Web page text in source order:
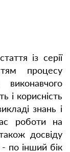
із серії
процесу
і корисність
знань і
роботи на
досвіду
- по інший бік